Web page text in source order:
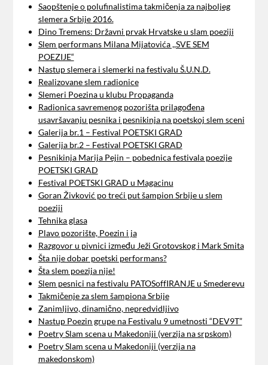
Saopštenje o polufinalistima takmičenja za najboljeg
slemera Srbije 2016.
Dino Tremens: Državni prvak Hrvatske u slam poeziji
Slem performans Milana Mijatovića ,,SVE SEM
POEZIJE“
Nastup slemera i slemerki na festivalu Š.U.N.D.
Realizovane slem radionice
Slemeri Poezina u klubu Propaganda
Radionica savremenog pozorišta prilagođena
usavršavanju pesnika i pesnikinja na poetskoj slem sceni
Galerija br.1 – Festival POETSKI GRAD
Galerija br.2 – Festival POETSKI GRAD
Pesnikinja Marija Pejin – pobednica festivala poezije
POETSKI GRAD
Festival POETSKI GRAD u Magacinu
Goran Živković po treći put šampion Srbije u slem
poeziji
Tehnika glasa
Plavo pozorište, Poezin i ja
Razgovor u pivnici između Ježi Grotovskog i Mark Smita
Šta nije dobar poetski performans?
Šta slem poezija nije!
Slem pesnici na festivalu PATOSoffIRANJE u Smederevu
Takmičenje za slem šampiona Srbije
Zanimljivo, dinamično, nepredvidljivo
Nastup Poezin grupe na Festivalu 9 umetnosti “DEV9T”
Poetry Slam scena u Makedoniji (verzija na srpskom)
Poetry Slam scena u Makedoniji (verzija na
makedonskom)